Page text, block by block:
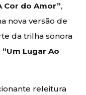
Cor do Amor”,
nova versão de
da trilha sonora
“Um Lugar Ao
releitura